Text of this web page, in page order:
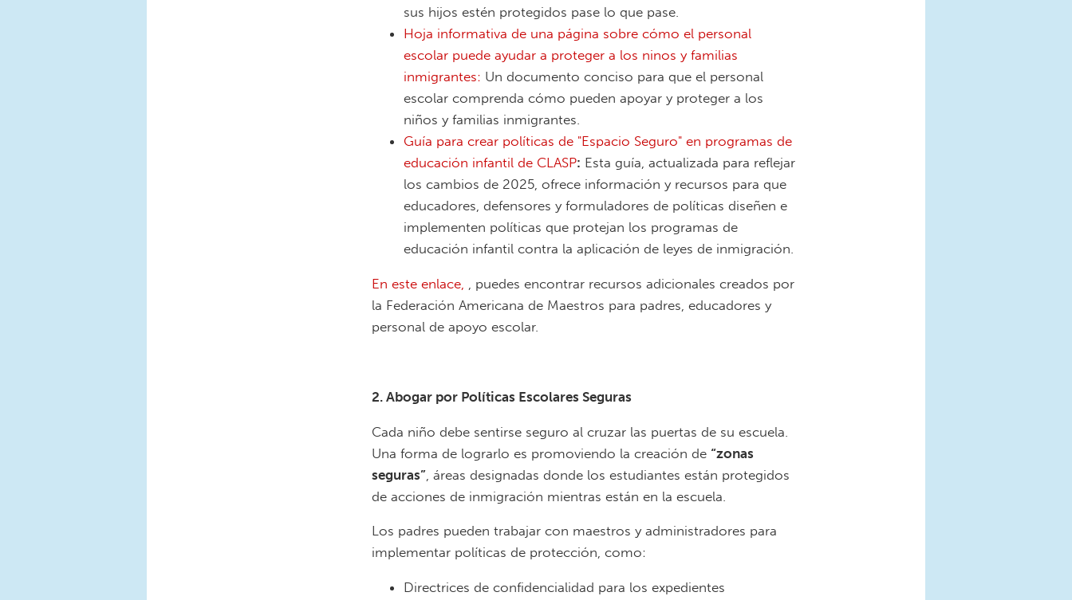
sus hijos estén protegidos pase lo que pase.
Hoja informativa de una página sobre cómo el personal
escolar puede ayudar a proteger a los ninos y familias
inmigrantes: Un documento conciso para que el personal
escolar comprenda cómo pueden apoyar y proteger a los
niños y familias inmigrantes.
Guía para crear políticas de "Espacio Seguro" en programas de
educación infantil de CLASP: Esta guía, actualizada para reflejar
los cambios de 2025, ofrece información y recursos para que
educadores, defensores y formuladores de políticas diseñen e
implementen políticas que protejan los programas de
educación infantil contra la aplicación de leyes de inmigración.
En este enlace, , puedes encontrar recursos adicionales creados por
la Federación Americana de Maestros para padres, educadores y
personal de apoyo escolar.
2. Abogar por Políticas Escolares Seguras
Cada niño debe sentirse seguro al cruzar las puertas de su escuela.
Una forma de lograrlo es promoviendo la creación de “zonas
seguras” , áreas designadas donde los estudiantes están protegidos
de acciones de inmigración mientras están en la escuela.
Los padres pueden trabajar con maestros y administradores para
implementar políticas de protección, como:
Directrices de confidencialidad para los expedientes